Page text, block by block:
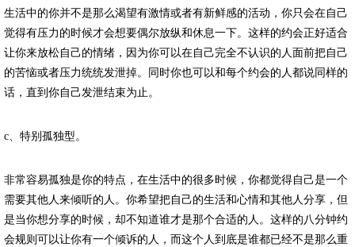
生活中的你并不是那么渴望有激情或者有新鲜感的活动，你只会在自己
觉得有压力的时候才会想要偶尔放纵和休息一下。这样的约会正好适合
让你来放松自己的情绪，因为你可以在自己完全不认识的人面前把自己
的苦恼或者压力统统发泄掉。同时你也可以和每个约会的人都说同样的
话，直到你自己发泄结束为止。
c、特别孤独型。
非常容易孤独是你的特点，在生活中的很多时候，你都觉得自己是一个
需要其他人来倾听的人。你希望把自己的生活和心情和其他人分享，但
是当你想分享的时候，却不知道谁才是那个合适的人。这样的八分钟约
会规则可以让你有一个倾诉的人，而这个人到底是谁都已经不是那么重